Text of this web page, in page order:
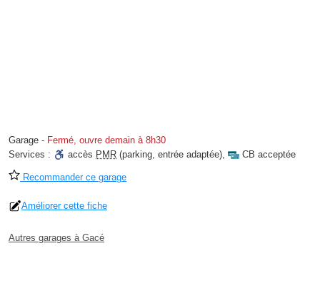
Garage - Fermé, ouvre demain à 8h30
Services :
accès PMR (parking, entrée adaptée), CB acceptée
Recommander ce garage
Améliorer cette fiche
Autres garages à Gacé